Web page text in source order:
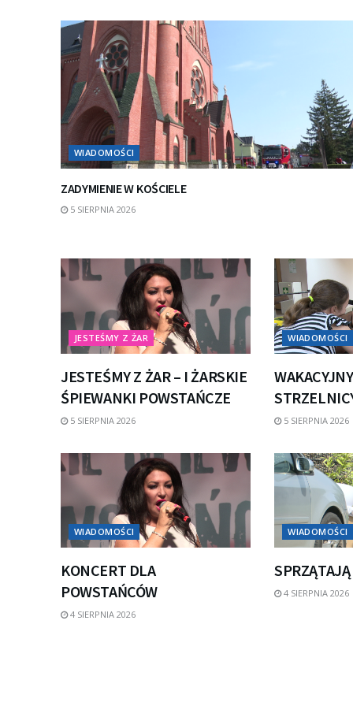
WIADOMOŚCI
ZADYMIENIE W KOŚCIELE
5 SIERPNIA 2026
JESTEŚMY Z ŻAR
JESTEŚMY Z ŻAR – I ŻARSKIE
ŚPIEWANKI POWSTAŃCZE
5 SIERPNIA 2026
WIADOMOŚCI
5 SIERPNIA 2026
WIADOMOŚCI
KONCERT DLA
POWSTAŃCÓW
4 SIERPNIA 2026
WIADOMOŚCI
4 SIERPNIA 2026